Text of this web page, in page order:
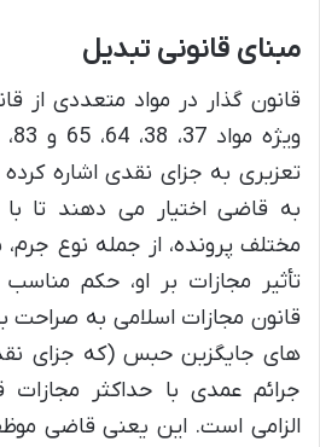
مبنای قانونی تبدیل
قانون گذار در مواد متعددی از
تعزیری به جزای نقدی اشاره
به قاضی اختیار می دهند تا
مختلف پرونده، از جمله نوع
قانون مجازات اسلامی به صراحت
های جایگزین حبس (که جزای
جرائم عمدی با حداکثر
الزامی است. این یعنی قاضی